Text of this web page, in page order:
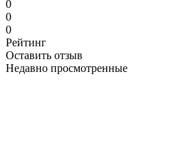
0
0
0
Рейтинг
Оставить отзыв
Недавно просмотренные